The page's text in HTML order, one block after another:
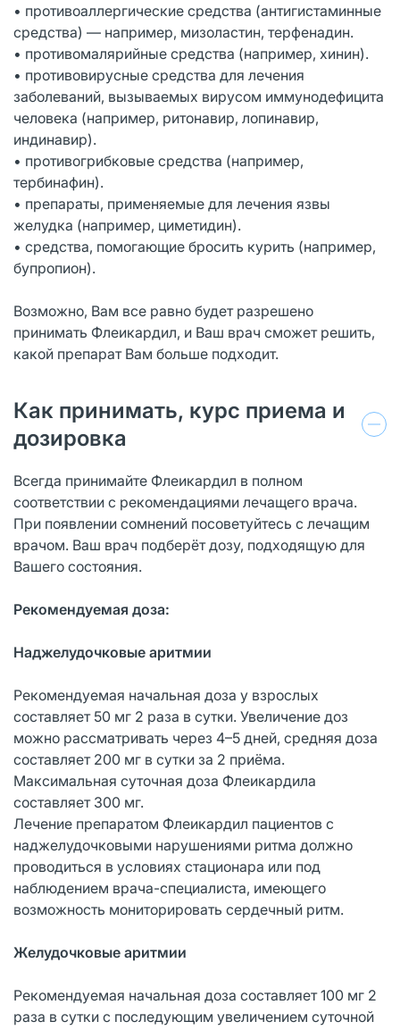
• противоаллергические средства (антигистаминные
средства) — например, мизоластин, терфенадин.
• противомалярийные средства (например, хинин).
• противовирусные средства для лечения
заболеваний, вызываемых вирусом иммунодефицита
человека (например, ритонавир, лопинавир,
индинавир).
• противогрибковые средства (например,
тербинафин).
• препараты, применяемые для лечения язвы
желудка (например, циметидин).
• средства, помогающие бросить курить (например,
бупропион).
Возможно, Вам все равно будет разрешено
принимать Флеикардил, и Ваш врач сможет решить,
какой препарат Вам больше подходит.
Как принимать, курс приема и
дозировка
Всегда принимайте Флеикардил в полном
соответствии с рекомендациями лечащего врача.
При появлении сомнений посоветуйтесь с лечащим
врачом. Ваш врач подберёт дозу, подходящую для
Вашего состояния.
Рекомендуемая доза:
Наджелудочковые аритмии
Рекомендуемая начальная доза у взрослых
составляет 50 мг 2 раза в сутки. Увеличение доз
можно рассматривать через 4–5 дней, средняя доза
составляет 200 мг в сутки за 2 приёма.
Максимальная суточная доза Флеикардила
составляет 300 мг.
Лечение препаратом Флеикардил пациентов с
наджелудочковыми нарушениями ритма должно
проводиться в условиях стационара или под
наблюдением врача-специалиста, имеющего
возможность мониторировать сердечный ритм.
Желудочковые аритмии
Рекомендуемая начальная доза составляет 100 мг 2
раза в сутки с последующим увеличением суточной